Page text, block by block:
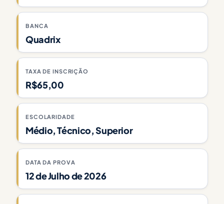
BANCA
Quadrix
TAXA DE INSCRIÇÃO
R$65,00
ESCOLARIDADE
Médio, Técnico, Superior
DATA DA PROVA
12 de Julho de 2026